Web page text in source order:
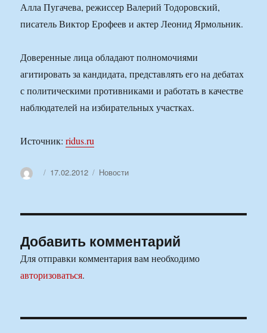
Алла Пугачева, режиссер Валерий Тодоровский,
писатель Виктор Ерофеев и актер Леонид Ярмольник.
Доверенные лица обладают полномочиями
агитировать за кандидата, представлять его на дебатах
с политическими противниками и работать в качестве
наблюдателей на избирательных участках.
Источник:ridus.ru
АвторОпубликовано
17.02.2012 Рубрики
Новости
Добавить комментарий
Для отправки комментария вам необходимо
авторизоваться.